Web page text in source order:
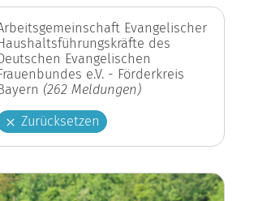
Evangelischer
des
Evangelischen
e.V. - Förderkreis
(262 Meldungen)
Zurücksetzen